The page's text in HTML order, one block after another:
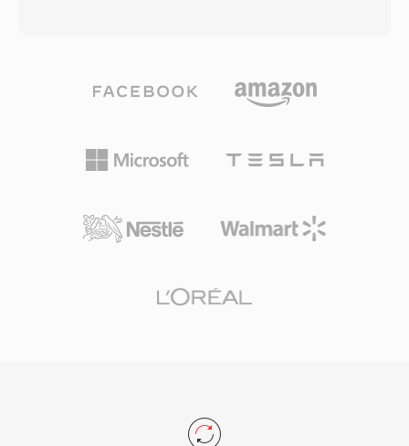
由地将其嵌入商业和开源产品中。Speex 还内置
这些功能在竞争编解码器中通常需要借助外部库来
实现。尽管其开发者自 2012 年起正式推荐 Opus
录音和嵌入式设备中广泛使用,其轻量级的解码器